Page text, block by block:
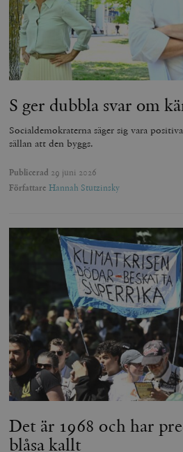
S ger dubbla svar om
Socialdemokraterna säger sig vara
sällan att den byggs.
Publicerad 29 juni 2026
Författare Hannah Stutzinsky
Det är 1968 och har
blåsa kallt